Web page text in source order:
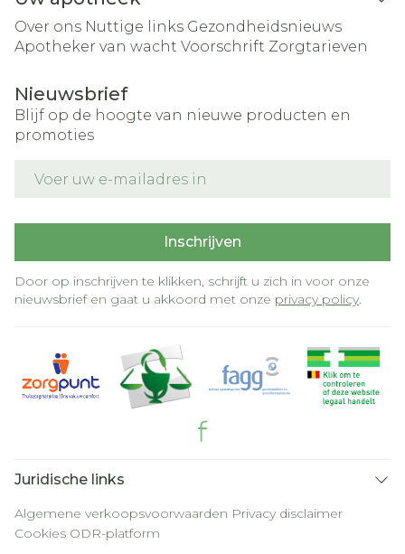
Over ons Nuttige links Gezondheidsnieuws
Apotheker van wacht Voorschrift Zorgtarieven
Nieuwsbrief
Blijf op de hoogte van nieuwe producten en
promoties
Inschrijven
Door op inschrijven te klikken, schrijft u zich in voor onze
nieuwsbrief en gaat u akkoord met onze privacy policy.
Juridische links
Algemene verkoopsvoorwaarden Privacy disclaimer
Cookies ODR-platform